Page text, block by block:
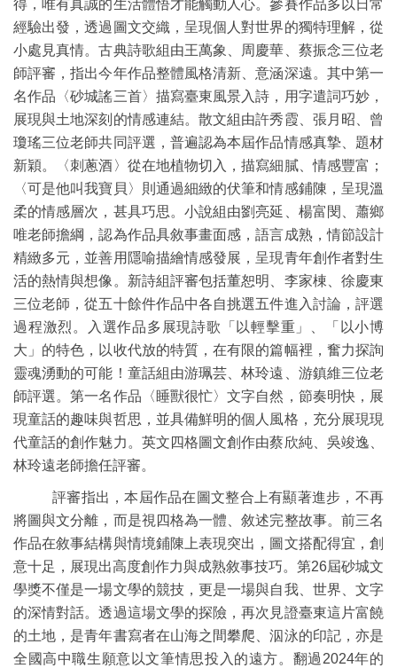
得，唯有真誠的生活體悟才能觸動人心。參賽作品多以日常
經驗出發，透過圖文交織，呈現個人對世界的獨特理解，從
小處見真情。古典詩歌組由王萬象、周慶華、蔡振念三位老
師評審，指出今年作品整體風格清新、意涵深遠。其中第一
名作品〈砂城謠三首〉描寫臺東風景入詩，用字遣詞巧妙，
展現與土地深刻的情感連結。散文組由許秀霞、張月昭、曾
瓊瑤三位老師共同評選，普遍認為本屆作品情感真摯、題材
新穎。〈刺蔥酒〉從在地植物切入，描寫細膩、情感豐富；
〈可是他叫我寶貝〉則通過細緻的伏筆和情感鋪陳，呈現溫
柔的情感層次，甚具巧思。小說組由劉亮延、楊富閔、蕭鄉
唯老師擔綱，認為作品具敘事畫面感，語言成熟，情節設計
精緻多元，並善用隱喻描繪情感發展，呈現青年創作者對生
活的熱情與想像。新詩組評審包括董恕明、李家棟、徐慶東
三位老師，從五十餘件作品中各自挑選五件進入討論，評選
過程激烈。入選作品多展現詩歌「以輕擊重」、「以小博
大」的特色，以收代放的特質，在有限的篇幅裡，奮力探詢
靈魂湧動的可能！童話組由游珮芸、林玲遠、游鎮維三位老
師評選。第一名作品〈睡獸很忙〉文字自然，節奏明快，展
現童話的趣味與哲思，並具備鮮明的個人風格，充分展現現
代童話的創作魅力。英文四格圖文創作由蔡欣純、吳竣逸、
林玲遠老師擔任評審。
評審指出，本屆作品在圖文整合上有顯著進步，不再
將圖與文分離，而是視四格為一體、敘述完整故事。前三名
作品在敘事結構與情境鋪陳上表現突出，圖文搭配得宜，創
意十足，展現出高度創作力與成熟敘事技巧。第26屆砂城文
學獎不僅是一場文學的競技，更是一場與自我、世界、文字
的深情對話。透過這場文學的探險，再次見證臺東這片富饒
的土地，是青年書寫者在山海之間攀爬、泅泳的印記，亦是
全國高中職生願意以文筆情思投入的遠方。翻過2024年的